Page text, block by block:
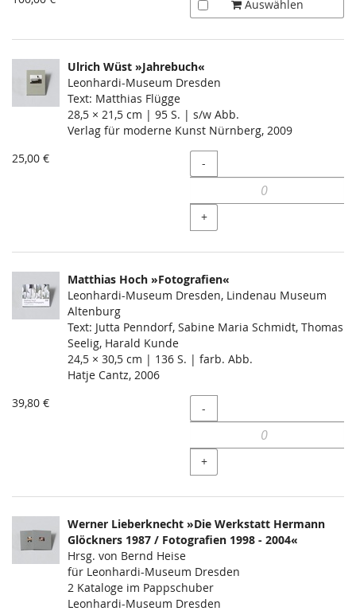
Auswählen
Ulrich Wüst »Jahrebuch«
Leonhardi-Museum Dresden
Text: Matthias Flügge
28,5 × 21,5 cm | 95 S. | s/w Abb.
Verlag für moderne Kunst Nürnberg, 2009
25,00 €
Menge
-
+
Matthias Hoch »Fotografien«
Leonhardi-Museum Dresden, Lindenau Museum
Altenburg
Text: Jutta Penndorf, Sabine Maria Schmidt, Thomas
Seelig, Harald Kunde
24,5 × 30,5 cm | 136 S. | farb. Abb.
Hatje Cantz, 2006
39,80 €
Menge
-
+
Werner Lieberknecht »Die Werkstatt Hermann
Glöckners 1987 / Fotografien 1998 - 2004«
Hrsg. von Bernd Heise
für Leonhardi-Museum Dresden
2 Kataloge im Pappschuber
Leonhardi-Museum Dresden